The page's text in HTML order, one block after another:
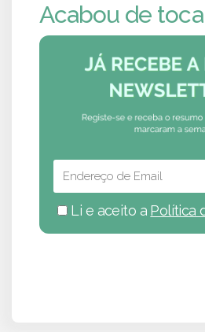
Acabou de
Li e aceito a Política